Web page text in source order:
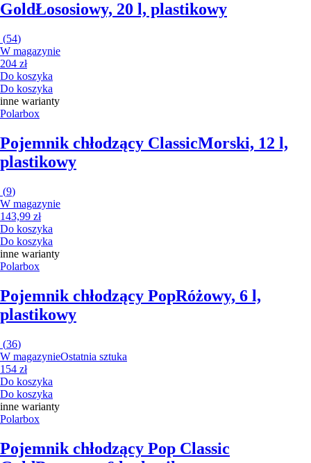
GoldŁososiowy, 20 l, plastikowy
(54)
W magazynie
204 zł
Do koszyka
Do koszyka
inne warianty
Polarbox
Pojemnik chłodzący ClassicMorski, 12 l,
plastikowy
(9)
W magazynie
143,99 zł
Do koszyka
Do koszyka
inne warianty
Polarbox
Pojemnik chłodzący PopRóżowy, 6 l,
plastikowy
(36)
W magazynieOstatnia sztuka
154 zł
Do koszyka
Do koszyka
inne warianty
Polarbox
Pojemnik chłodzący Pop Classic